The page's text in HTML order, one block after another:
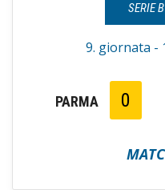
SERIE
9. giornata -
PARMA 0